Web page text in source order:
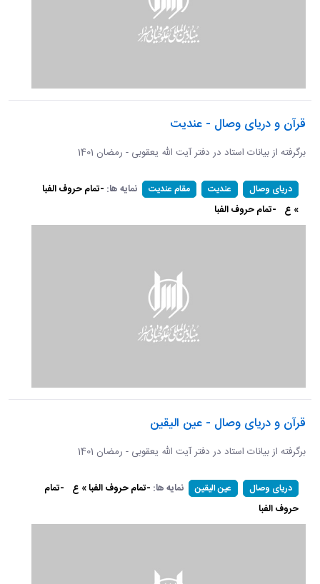
قرآن و دریای وصال - عندیت
برگرفته از بیانات استاد در دفتر آیت الله یعقوبی - رمضان 1401
دریای وصال عندیت مقام عندیت نمایه ها: -تمام حروف الفبا
» ع -تمام حروف الفبا
قرآن و دریای وصال - عین الیقین
برگرفته از بیانات استاد در دفتر آیت الله یعقوبی - رمضان 1401
دریای وصال عین الیقین نمایه ها: -تمام حروف الفبا » ع -تمام
حروف الفبا